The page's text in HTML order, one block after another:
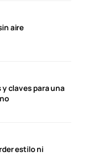
aire
claves para una
estilo ni